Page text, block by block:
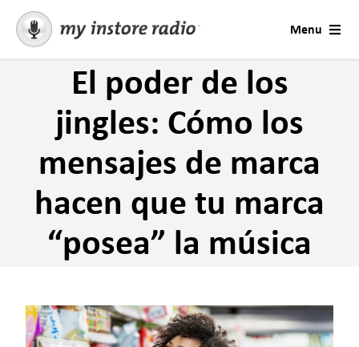
content
Menu
Soluciones
Soporte
Consulta
AI Voices
Industrias
El poder de los
jingles: Cómo los
mensajes de marca
hacen que tu marca
“posea” la música